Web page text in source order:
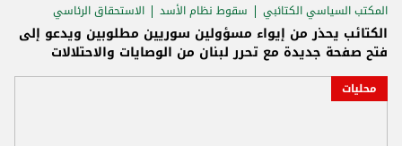
المكتب السياسي الكتائبي سقوط نظام الأسد الاستحقاق الرئاسي
الكتائب يحذر من إيواء مسؤولين سوريين مطلوبين ويدعو إلى
فتح صفحة جديدة مع تحرر لبنان من الوصايات والاحتلالات
محليات